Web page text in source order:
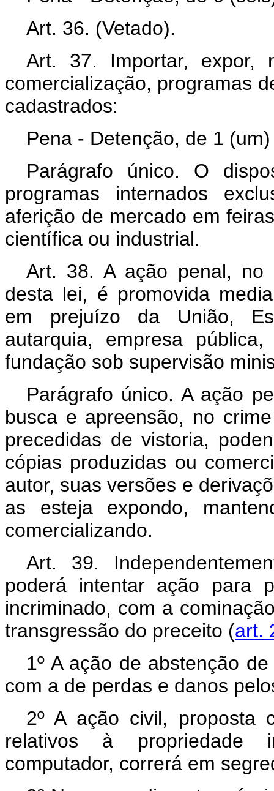
Art. 36. (Vetado).
Art. 37. Importar, expor,
comercialização, programas
cadastrados:
Pena - Detenção, de 1
Parágrafo único. O
programas internados
aferição de mercado em
científica ou industrial.
Art. 38. A ação penal, no
desta lei, é promovida
em prejuízo da União,
autarquia, empresa
fundação sob supervisão
Parágrafo único. A ação
busca e apreensão, no
precedidas de vistoria,
cópias produzidas ou
autor, suas versões e
as esteja expondo,
comercializando.
Art. 39.
poderá intentar ação para
incriminado, com a
transgressão do preceito (art.
1º A ação de abstenção
com a de perdas e danos
2º A ação civil, proposta
relativos à propriedade
computador, correrá em